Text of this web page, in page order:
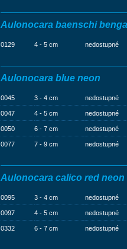
Aulonocara baenschi benga
0129 4 - 5 cm nedostupné
Aulonocara blue neon
0045 3 - 4 cm nedostupné
0047 4 - 5 cm nedostupné
0050 6 - 7 cm nedostupné
0077 7 - 9 cm nedostupné
Aulonocara calico red neon
0095 3 - 4 cm nedostupné
0097 4 - 5 cm nedostupné
0332 6 - 7 cm nedostupné